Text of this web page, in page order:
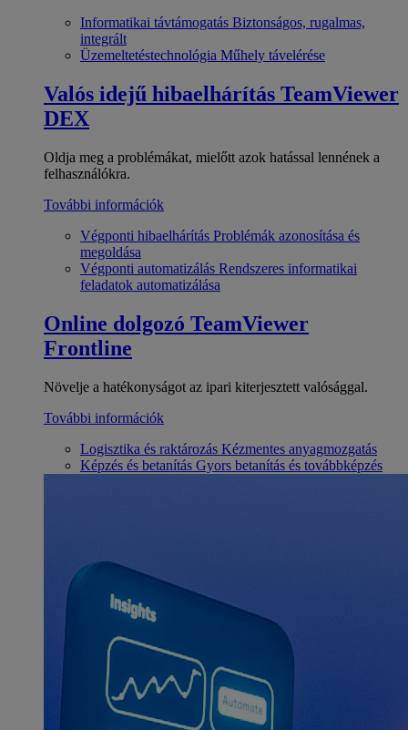
Informatikai távtámogatás Biztonságos, rugalmas,
integrált
Üzemeltetéstechnológia Műhely távelérése
Valós idejű hibaelhárítás TeamViewer
DEX
Oldja meg a problémákat, mielőtt azok hatással lennének a
felhasználókra.
További információk
Végponti hibaelhárítás Problémák azonosítása és
megoldása
Végponti automatizálás Rendszeres informatikai
feladatok automatizálása
Online dolgozó TeamViewer
Frontline
Növelje a hatékonyságot az ipari kiterjesztett valósággal.
További információk
Logisztika és raktározás Kézmentes anyagmozgatás
Képzés és betanítás Gyors betanítás és továbbképzés